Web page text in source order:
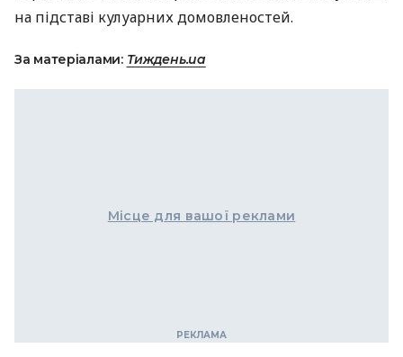
на підставі кулуарних домовленостей.
За матеріалами: Тиждень.ua
Місце для вашої реклами